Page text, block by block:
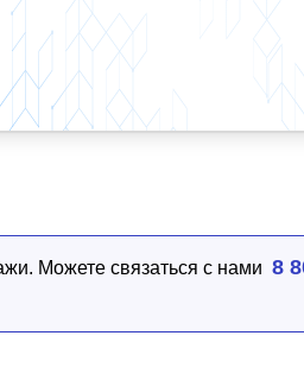
Можете связаться с нами 8